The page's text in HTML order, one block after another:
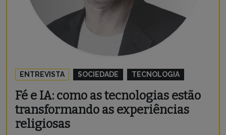
ENTREVISTA SOCIEDADE TECNOLOGIA
Fé e IA: como as tecnologias estão
transformando as experiências
religiosas